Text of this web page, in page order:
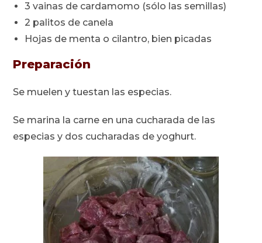
3 vainas de cardamomo (sólo las semillas)
2 palitos de canela
Hojas de menta o cilantro, bien picadas
Preparación
Se muelen y tuestan las especias.
Se marina la carne en una cucharada de las
especias y dos cucharadas de yoghurt.